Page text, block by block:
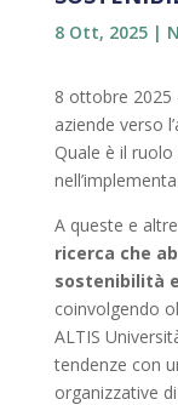
8 Ott, 2025|
8 ottobre 2025
aziende verso
Quale è il
A queste e
ricerca che
sostenibilità
coinvolgendo
ALTIS
tendenze con
organizzative